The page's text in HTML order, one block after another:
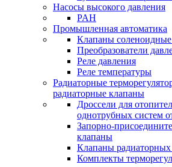
Насосы высокого давления
PAH
Промышленная автоматика
Клапаны
Преобразователи
Реле давления
Реле температуры
Радиаторные
радиаторные клапаны
Дроссели для
однотрубных систем
Запорно-
клапаны
Клапаны радиаторных
Комплекты